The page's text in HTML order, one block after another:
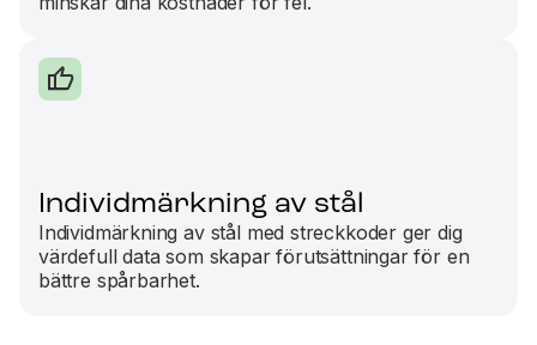
Individmärkning av stål
Individmärkning av stål med streckkoder ger dig
värdefull data som skapar förutsättningar för en
bättre spårbarhet.